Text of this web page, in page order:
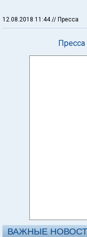
12.08.2018 11:44// Пресса
Пресса
ВАЖНЫЕ